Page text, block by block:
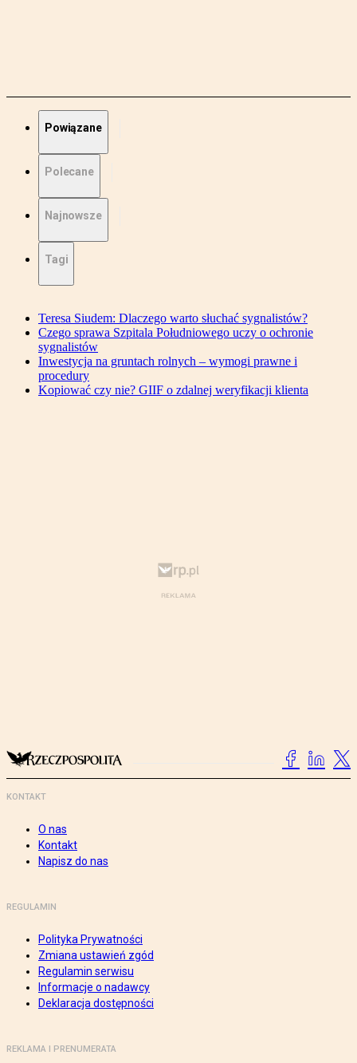
Powiązane
Polecane
Najnowsze
Tagi
Teresa Siudem: Dlaczego warto słuchać sygnalistów?
Czego sprawa Szpitala Południowego uczy o ochronie
sygnalistów
Inwestycja na gruntach rolnych – wymogi prawne i
procedury
Kopiować czy nie? GIIF o zdalnej weryfikacji klienta
KONTAKT
O nas
Kontakt
Napisz do nas
REGULAMIN
Polityka Prywatności
Zmiana ustawień zgód
Regulamin serwisu
Informacje o nadawcy
Deklaracja dostępności
REKLAMA I PRENUMERATA